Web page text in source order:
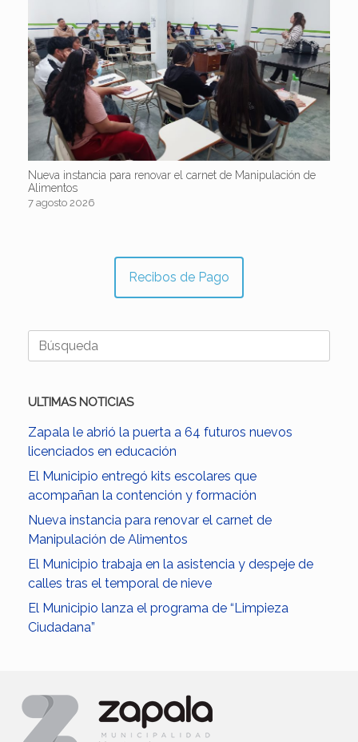
Nueva instancia para renovar el carnet de Manipulación de
Alimentos
7 agosto 2026
Recibos de Pago
Buscar:
ULTIMAS NOTICIAS
Zapala le abrió la puerta a 64 futuros nuevos
licenciados en educación
El Municipio entregó kits escolares que
acompañan la contención y formación
Nueva instancia para renovar el carnet de
Manipulación de Alimentos
El Municipio trabaja en la asistencia y despeje de
calles tras el temporal de nieve
El Municipio lanza el programa de “Limpieza
Ciudadana”